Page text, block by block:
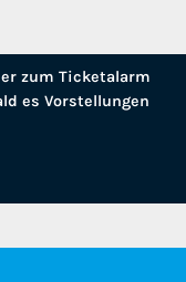
zum Ticketalarm
es Vorstellungen